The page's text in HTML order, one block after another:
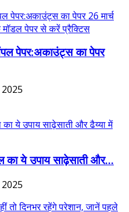
पेपर:अकाउंट्स का पेपर
का ये उपाय साढ़ेसाती और...